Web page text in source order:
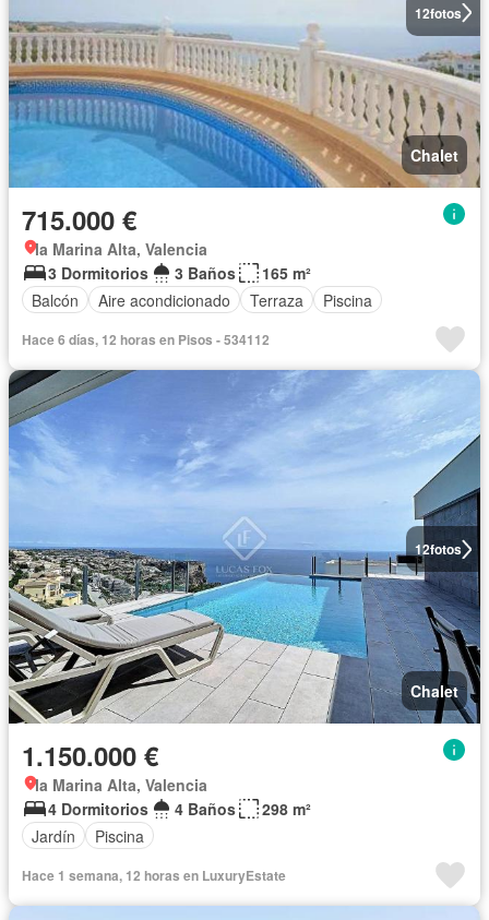
12fotos
Chalet
715.000 €
la Marina Alta, Valencia
3 Dormitorios
3 Baños
165 m²
Balcón
Aire acondicionado Terraza Piscina
Hace 6 días, 12 horas en Pisos - 534112
12fotos
Chalet
1.150.000 €
la Marina Alta, Valencia
4 Dormitorios
4 Baños
298 m²
Jardín
Piscina
Hace 1 semana, 12 horas en LuxuryEstate